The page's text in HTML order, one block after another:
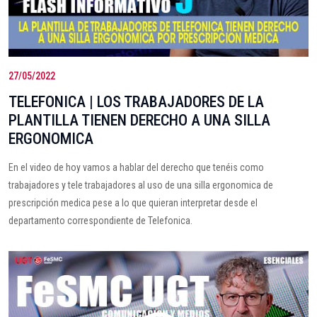
27/05/2022
TELEFONICA | LOS TRABAJADORES DE LA
PLANTILLA TIENEN DERECHO A UNA SILLA
ERGONOMICA
En el video de hoy vamos a hablar del derecho que tenéis como
trabajadores y tele trabajadores al uso de una silla ergonomica de
prescripción medica pese a lo que quieran interpretar desde el
departamento correspondiente de Telefonica.